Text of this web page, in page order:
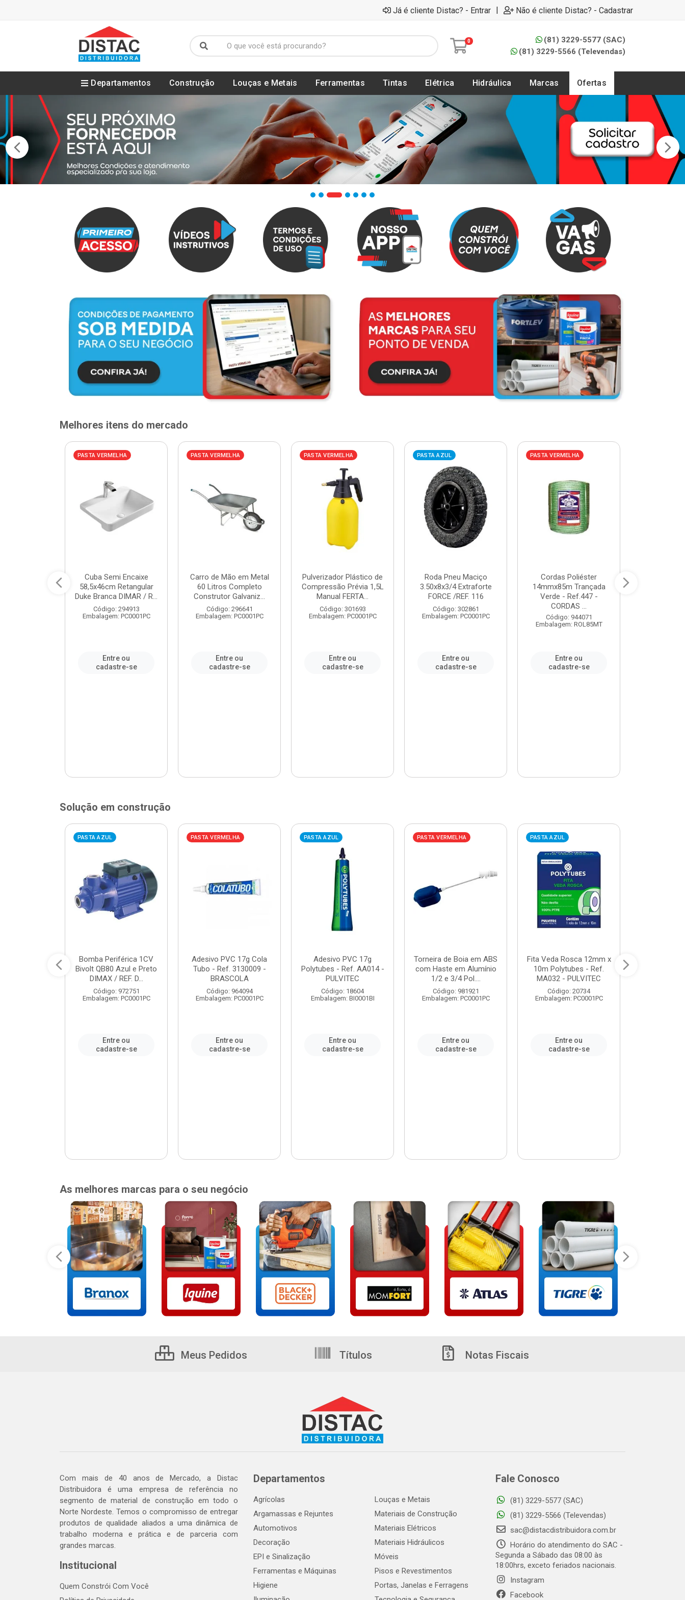
Já é cliente Distac? - Entrar | Não é cliente Distac? - Cadastrar
0
(81) 3229-5577 (SAC)
(81) 3229-5566 (Televendas)
Departamentos Construção Louças e Metais Ferramentas Tintas Elétrica Hidráulica Marcas Ofertas
Melhores itens do mercado
PASTA VERMELHA
Cuba Semi Encaixe
58,5x46cm Retangular
Duke Branca DIMAR / R...
Código: 294913
Embalagem: PC0001PC
Entre ou
cadastre-se
PASTA VERMELHA
Carro de Mão em Metal
60 Litros Completo
Construtor Galvaniz...
Código: 296641
Embalagem: PC0001PC
Entre ou
cadastre-se
PASTA VERMELHA
Pulverizador Plástico de
Compressão Prévia 1,5L
Manual FERTA...
Código: 301693
Embalagem: PC0001PC
Entre ou
cadastre-se
PASTA AZUL
Roda Pneu Maciço
3.50x8x3/4 Extraforte
FORCE /REF. 116
Código: 302861
Embalagem: PC0001PC
Entre ou
cadastre-se
PASTA VERMELHA
Cordas Poliéster
14mmx85m Trançada
Verde - Ref.447 -
CORDAS ...
Código: 944071
Embalagem: ROL85MT
Entre ou
cadastre-se
Solução em construção
PASTA AZUL
Bomba Periférica 1CV
Bivolt QB80 Azul e Preto
DIMAX / REF. D...
Código: 972751
Embalagem: PC0001PC
Entre ou
cadastre-se
PASTA VERMELHA
Adesivo PVC 17g Cola
Tubo - Ref. 3130009 -
BRASCOLA
Código: 964094
Embalagem: PC0001PC
Entre ou
cadastre-se
PASTA AZUL
Adesivo PVC 17g
Polytubes - Ref. AA014 -
PULVITEC
Código: 18604
Embalagem: BI0001BI
Entre ou
cadastre-se
PASTA VERMELHA
Torneira de Boia em ABS
com Haste em Alumínio
1/2 e 3/4 Pol....
Código: 981921
Embalagem: PC0001PC
Entre ou
cadastre-se
PASTA AZUL
Fita Veda Rosca 12mm x
10m Polytubes - Ref.
MA032 - PULVITEC
Código: 20734
Embalagem: PC0001PC
Entre ou
cadastre-se
As melhores marcas para o seu negócio
Meus Pedidos Títulos Notas Fiscais
Com mais de 40 anos de Mercado, a Distac
Distribuidora é uma empresa de referência no
segmento de material de construção em todo o
Norte Nordeste. Temos o compromisso de entregar
produtos de qualidade aliados a uma dinâmica de
trabalho moderna e prática e de parceria com
grandes marcas.
Institucional
Quem Constrói Com Você
Departamentos
Agrícolas
Argamassas e Rejuntes
Automotivos
Decoração
EPI e Sinalização
Ferramentas e Máquinas
Higiene
Louças e Metais
Materiais de Construção
Materiais Elétricos
Materiais Hidráulicos
Móveis
Pisos e Revestimentos
Portas, Janelas e Ferragens
Fale Conosco
(81) 3229-5577 (SAC)
(81) 3229-5566 (Televendas)
sac@distacdistribuidora.com.br
Horário do atendimento do SAC -
Segunda a Sábado das 08:00 às
18:00hrs, exceto feriados nacionais.
Instagram
Facebook